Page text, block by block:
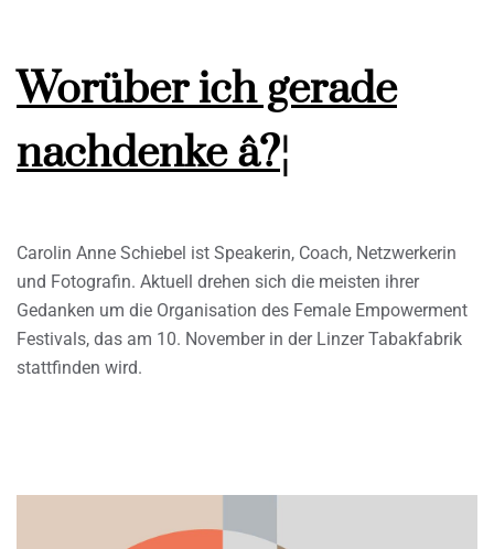
Worüber ich gerade
nachdenke â?¦
Carolin Anne Schiebel ist Speakerin, Coach, Netzwerkerin
und Fotografin. Aktuell drehen sich die meisten ihrer
Gedanken um die Organisation des Female Empowerment
Festivals, das am 10. November in der Linzer Tabakfabrik
stattfinden wird.